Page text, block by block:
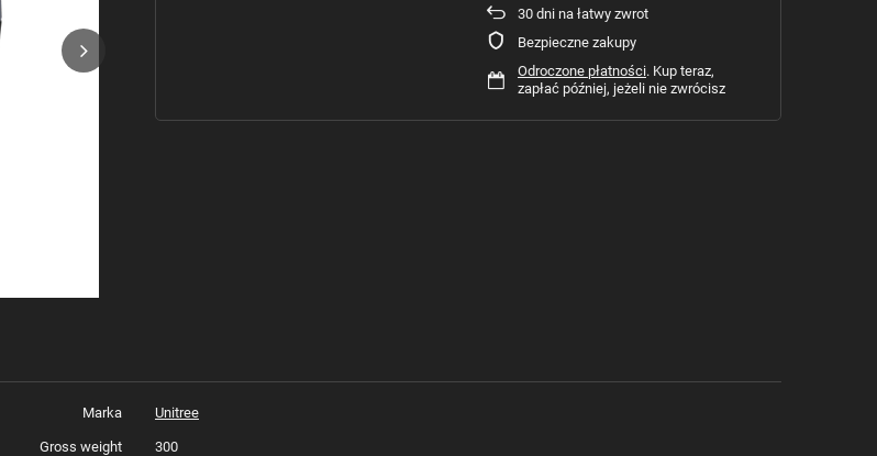
30 dni na łatwy zwrot
Bezpieczne zakupy
Odroczone płatności. Kup teraz,
zapłać później, jeżeli nie zwrócisz
Marka Unitree
Gross weight 300